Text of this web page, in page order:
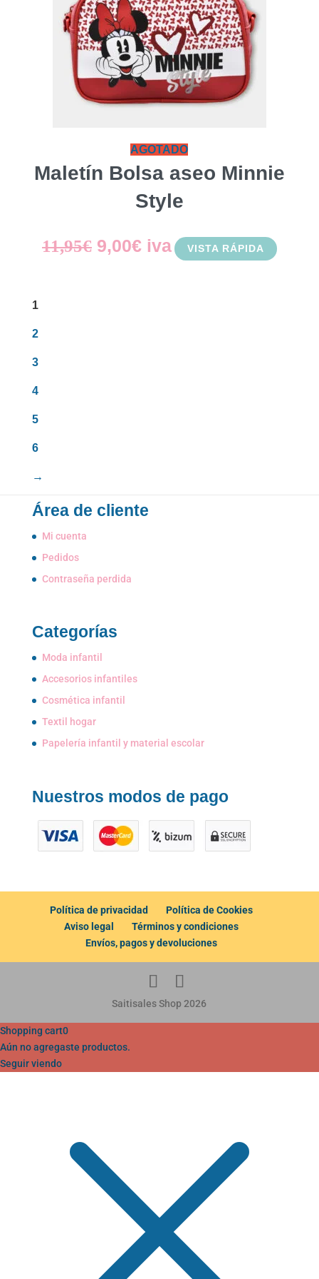
AGOTADO
Maletín Bolsa aseo Minnie
Style
11,95€ El
9,00€Eliva VISTA RÁPIDA
1
2
3
4
5
6
→
Área de cliente
Mi cuenta
Pedidos
Contraseña perdida
Categorías
Moda infantil
Accesorios infantiles
Cosmética infantil
Textil hogar
Papelería infantil y material escolar
Nuestros modos de pago
Política de privacidad
Política de Cookies
Aviso legal
Términos y condiciones
Envíos, pagos y devoluciones
Saitisales Shop 2026
Shopping cart0
Aún no agregaste productos.
Seguir viendo